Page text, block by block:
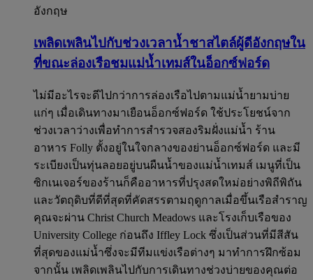
อังกฤษ
เพลิดเพลินไปกับช่วงเวลาน้ำชาสไตล์ผู้ดีอังกฤษใน
ที่ขณะล่องเรือชมแม่น้ำเทมส์ในอ็อกซ์ฟอร์ด​
ไม่มีอะไรจะดีไปกว่าการล่องเรือไปตามแม่น้ำยามบ่าย
แก่ๆ เมื่อเดินทางมาเยือนอ็อกซ์ฟอร์ด ใช้ประโยชน์จาก
ช่วงเวลาว่างเพื่อทำการสำรวจสองริมฝั่งแม่น้ำ ร้าน
อาหาร Folly ตั้งอยู่ในใจกลางของย่านอ็อกซ์ฟอร์ด และมี
ระเบียงเป็นทุ่นลอยอยู่บนผืนน้ำของแม่น้ำเทมส์ เมนูที่เป็น
ซิกเนเจอร์ของร้านก็คืออาหารที่ปรุงสดใหม่อย่างพิถีพิถัน
และวัตถุดิบที่ดีที่สุดที่คัดสรรตามฤดูกาลเมื่อขึ้นเรือสำราญ
คุณจะผ่าน Christ Church Meadows และโรงเก็บเรือของ
University College ก่อนถึง Iffley Lock ซึ่งเป็นส่วนที่มีสีสัน
ที่สุดของแม่น้ำซึ่งจะมีทีมแข่งเรือต่างๆ มาทำการฝึกซ้อม
จากนั้น เพลิดเพลินไปกับการเดินทางช่วงบ่ายของคุณต่อ